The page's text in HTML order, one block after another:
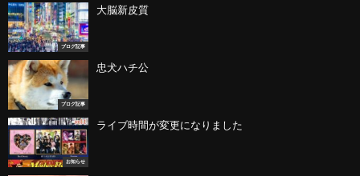
ブログ記事
大脳新皮質
ブログ記事
忠犬ハチ公
お知らせ
ライブ時間が変更になりました